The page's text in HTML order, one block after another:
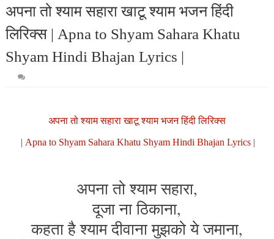
अपना तो श्याम सहारा खाटू श्याम भजन हिंदी
लिरिक्स | Apna to Shyam Sahara Khatu
Shyam Hindi Bhajan Lyrics |
अपना तो श्याम सहारा खाटू श्याम भजन हिंदी लिरिक्स
| Apna to Shyam Sahara Khatu Shyam Hindi Bhajan Lyrics |
अपना तो श्याम सहारा,
दूजा ना ठिकाना,
कहता है श्याम दीवाना मुझको ये जमाना,